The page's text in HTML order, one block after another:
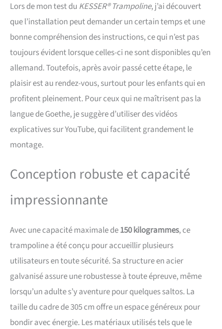
convainc par sa haute résistance
aux intempéries et aux
contraintes mécaniques. Les
raccords en T supplémentaires
assurent une connexion solide de
toutes les pièces du cadre et
augmentent considérablement la
stabilité globale. Le résultat est
une construction durable avec
une capacité de charge élevée et
une stabilité sûre.
Haute
utilisation intensive, le
bien aux enfants qu'aux adultes
possibilités d'utilisation – des
sauts ludiques aux séances
construction stable assure une
répartition uniforme de la force
et une stabilité dimensionnelle
durable.
SÉCURITÉ
intérieur est soutenu par un total
de 6 tiges rembourrées et stables,
diamètre du trampoline. Cette
construction assure une haute
Lors de mon test du KESSER® Trampoline, j’ai découvert
que l’installation peut demander un certain temps et une
bonne compréhension des instructions, ce qui n’est pas
toujours évident lorsque celles-ci ne sont disponibles qu’en
allemand. Toutefois, après avoir passé cette étape, le
plaisir est au rendez-vous, surtout pour les enfants qui en
profitent pleinement. Pour ceux qui ne maîtrisent pas la
langue de Goethe, je suggère d’utiliser des vidéos
explicatives sur YouTube, qui facilitent grandement le
montage.
Conception robuste et capacité
impressionnante
Avec une capacité maximale de150 kilogrammes, ce
trampoline a été conçu pour accueillir plusieurs
utilisateurs en toute sécurité. Sa structure en acier
galvanisé assure une robustesse à toute épreuve, même
lorsqu’un adulte s’y aventure pour quelques saltos. La
taille du cadre de 305 cm offre un espace généreux pour
bondir avec énergie. Les matériaux utilisés tels que le